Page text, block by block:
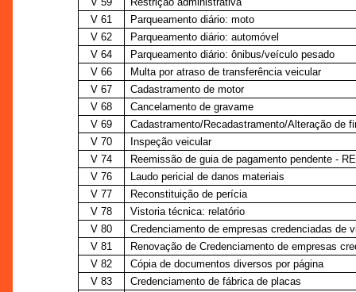
V 61
Parqueamento diário: moto
V 62
Parqueamento diário: automóvel
V 64
Parqueamento diário: ônibus/veículo pesado
V 66
Multa por atraso de transferência veicular
V 67
Cadastramento de motor
V 68
Cancelamento de gravame
V 69
Cadastramento/Recadastramento/Alteração de
V 70
Inspeção veicular
V 74
Reemissão de guia de pagamento pendente -
V 76
Laudo pericial de danos materiais
V 77
Reconstituição de perícia
V 78
Vistoria técnica: relatório
V 80
Credenciamento de empresas credenciadas de
V 81
Renovação de Credenciamento de empresas
V 82
Cópia de documentos diversos por página
V 83
Credenciamento de fábrica de placas